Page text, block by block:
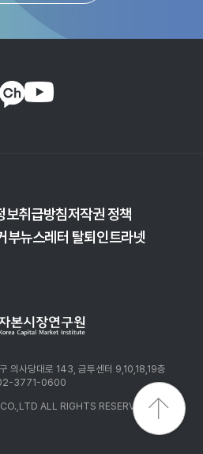
점을 분석하고 이를 해결하기 위한
. 주택연금을 통한
제점을 안고 있다. 역모기지 시장이
를 살펴본 결과 정부 및 공공기관이
에 비추어 볼 때, 주택연금의
위해서는 유동화 증권의 도입을
한편, 민간 금융기관의 참여를
자와 비금융업자에게 포괄적으로
양한 상품을 제공하도록 하는 한편
제 체계를 마련하였다. 국내에서도
신탁재산 다양화 등을 바탕으로
한 상품을 제공할 수 있도록 제도를
보취급방침저작권 정책
부뉴스레터 탈퇴 인트라넷
의사당대로 143, 금투센터 9,10,18,19층
3771-0600
ALL RIGHTS RESERVED.